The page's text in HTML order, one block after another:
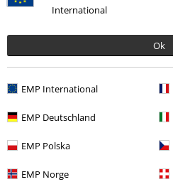
International
Ok
EMP International
EMP Deutschland
EMP Polska
EMP Norge
Napisz opinię o: Ladies Parka